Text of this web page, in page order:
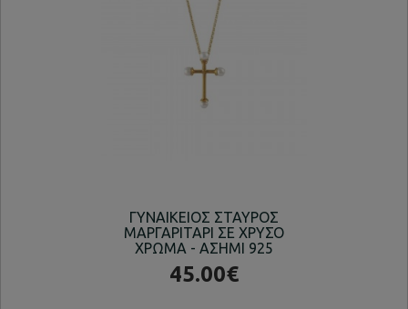
ΓΥΝΑΙΚΕΙΟΣ ΣΤΑΥΡΟΣ
ΜΑΡΓΑΡΙΤΑΡΙ ΣΕ ΧΡΥΣΟ
ΧΡΩΜΑ - ΑΣΗΜΙ 925
45.00€